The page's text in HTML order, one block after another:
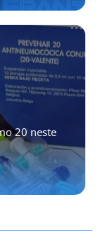
20 neste